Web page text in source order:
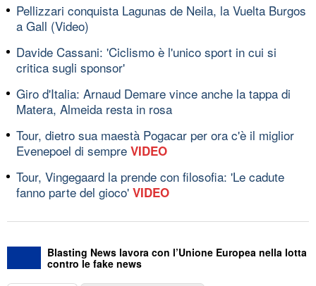
Pellizzari conquista Lagunas de Neila, la Vuelta Burgos
a Gall (Video)
Davide Cassani: 'Ciclismo è l'unico sport in cui si
critica sugli sponsor'
Giro d'Italia: Arnaud Demare vince anche la tappa di
Matera, Almeida resta in rosa
Tour, dietro sua maestà Pogacar per ora c'è il miglior
Evenepoel di sempre VIDEO
Tour, Vingegaard la prende con filosofia: 'Le cadute
fanno parte del gioco' VIDEO
Blasting News lavora con l’Unione Europea nella lotta
contro le fake news